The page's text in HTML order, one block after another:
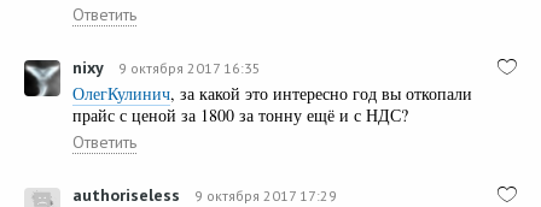
Ответить
nixy 9 октября 2017 16:35
ОлегКулинич, за какой это интересно год вы откопали
прайс с ценой за 1800 за тонну ещё и с НДС?
Ответить
authoriseless 9 октября 2017 17:29